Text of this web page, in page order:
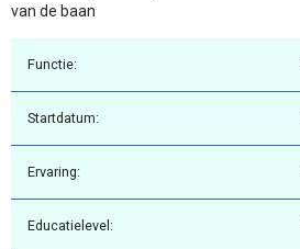
van de baan
Functie:
Startdatum:
Ervaring:
Educatielevel: